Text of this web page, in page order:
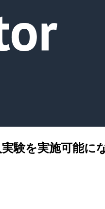
験を実施可能に